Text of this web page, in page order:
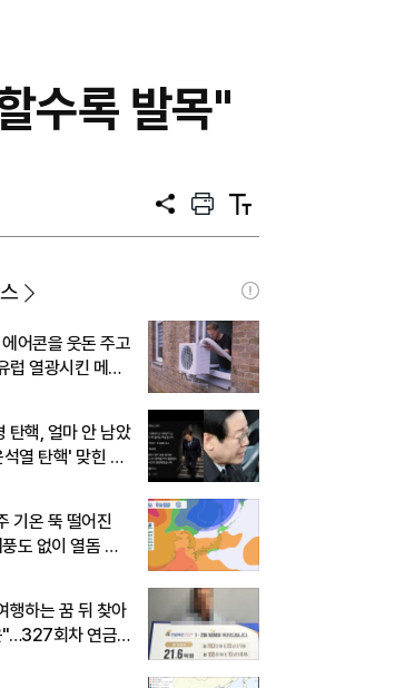
수록 발목"
공
프
트
텍
트
어콘을 웃돈 주고
럽 열광시킨 메이
탄핵, 얼마 안 남았
석열 탄핵' 맞힌 무
기온 뚝 떨어진
도 없이 열돔 박
행하는 꿈 뒤 찾아
"…327회차 연금